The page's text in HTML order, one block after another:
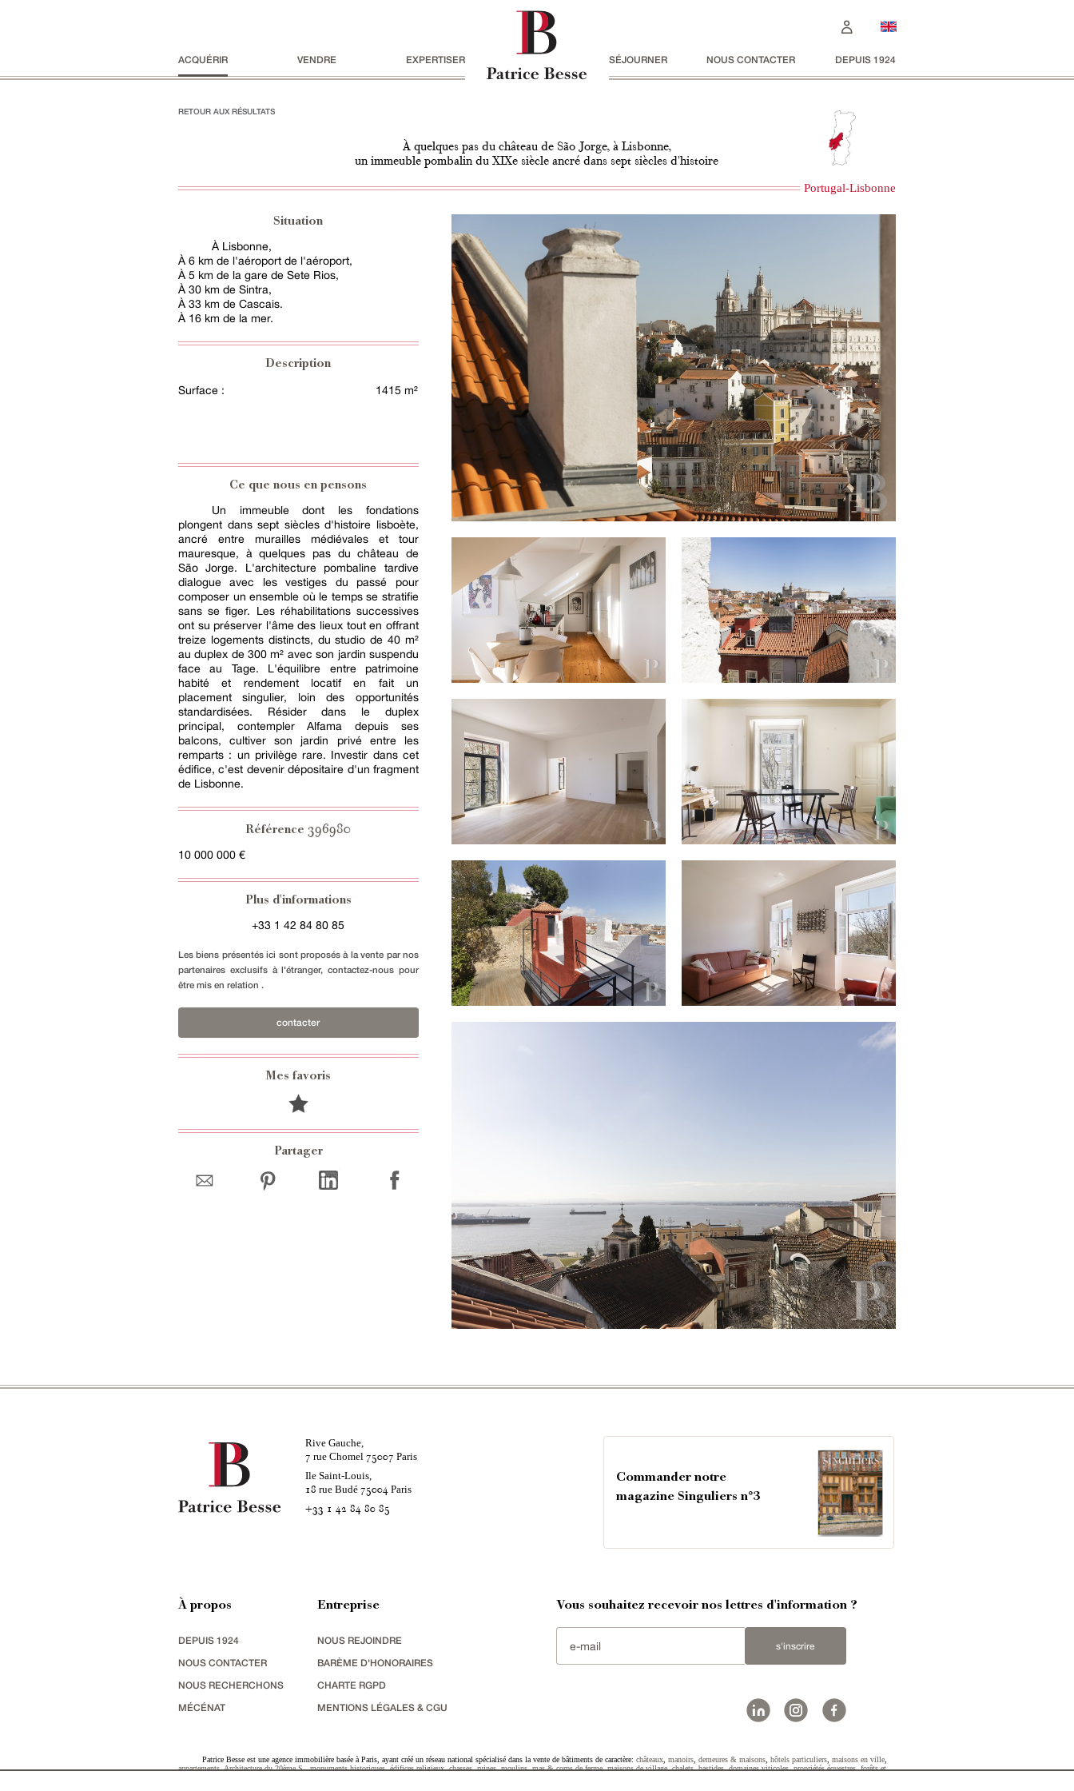
ACQUÉRIR VENDRE EXPERTISER SÉJOURNER NOUS CONTACTER DEPUIS 1924
RETOUR AUX RÉSULTATS
À quelques pas du château de São Jorge, à Lisbonne,
un immeuble pombalin du XIXe siècle ancré dans sept siècles d'histoire
Portugal-Lisbonne
Situation
À Lisbonne,
À 6 km de l'aéroport de l'aéroport,
À 5 km de la gare de Sete Rios,
À 30 km de Sintra,
À 33 km de Cascais.
À 16 km de la mer.
Description
Surface : 1415 m²
Ce que nous en pensons
Un immeuble dont les fondations
plongent dans sept siècles d'histoire lisboète,
ancré entre murailles médiévales et tour
mauresque, à quelques pas du château de
São Jorge. L'architecture pombaline tardive
dialogue avec les vestiges du passé pour
composer un ensemble où le temps se stratifie
sans se figer. Les réhabilitations successives
ont su préserver l'âme des lieux tout en offrant
treize logements distincts, du studio de 40 m²
au duplex de 300 m² avec son jardin suspendu
face au Tage. L'équilibre entre patrimoine
habité et rendement locatif en fait un
placement singulier, loin des opportunités
standardisées. Résider dans le duplex
principal, contempler Alfama depuis ses
balcons, cultiver son jardin privé entre les
remparts : un privilège rare. Investir dans cet
édifice, c'est devenir dépositaire d'un fragment
de Lisbonne.
Référence396980
10 000 000 €
Plus d'informations
+33 1 42 84 80 85
Les biens présentés ici sont proposés à la vente par nos
partenaires exclusifs à l'étranger, contactez-nous pour
être mis en relation .
contacter
Mes favoris
Partager
Rive Gauche,
7 rue Chomel 75007 Paris
Ile Saint-Louis,
18 rue Budé 75004Paris
+33 1 42 84 80 85
Commander notre
magazine Singuliers n°3
À propos
DEPUIS 1924
NOUS CONTACTER
NOUS RECHERCHONS
MÉCÉNAT
Entreprise
NOUS REJOINDRE
BARÈME D'HONORAIRES
CHARTE RGPD
MENTIONS LÉGALES & CGU
Vous souhaitez recevoir nos lettres d'information ?
s'inscrire
Patrice Besse est une agence immobilière basée à Paris, ayant créé un réseau national spécialisé dans la vente de bâtiments de caractère: châteaux, manoirs, demeures & maisons, hôtels particuliers, maisons en ville,
appartements,Architecture du 20ème S.,monuments historiques,édifices religieux,chasses,ruines,moulins,mas & corps de ferme,maisons de village,chalets,bastides,domaines viticoles,propriétés équestres,forêts et